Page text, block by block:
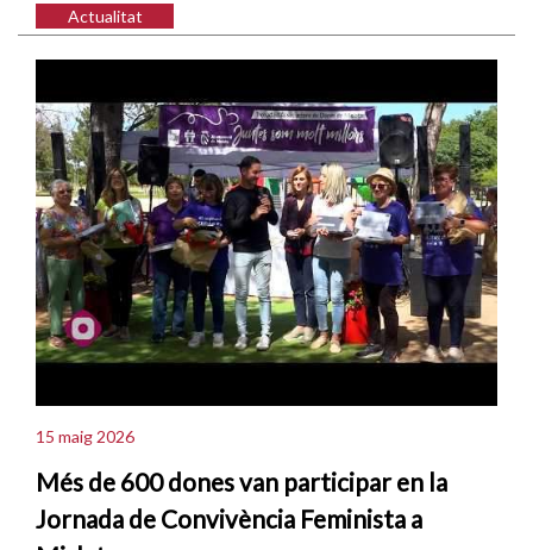
Actualitat
15 maig 2026
Més de 600 dones van participar en la
Jornada de Convivència Feminista a